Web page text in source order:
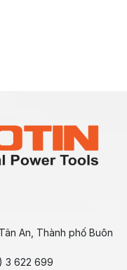
An, Thành phố Buôn
3 622 699